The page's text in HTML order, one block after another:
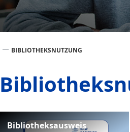
BIBLIOTHEKSNUTZUNG
Bibliotheksausweis